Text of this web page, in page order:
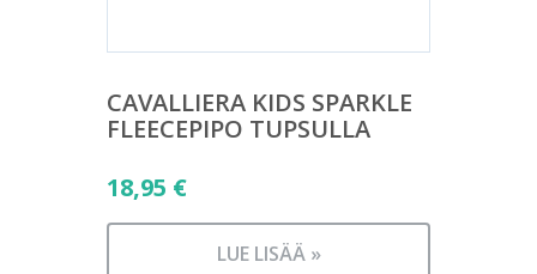
CAVALLIERA KIDS SPARKLE
FLEECEPIPO TUPSULLA
18,95 €
LUE LISÄÄ »